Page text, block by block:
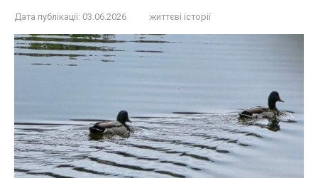
Дата публікації: 03.06.2026 життєві історії